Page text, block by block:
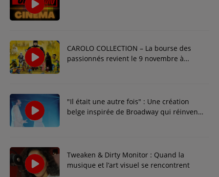
PODCASTS
CONCOURS
Contact
Contact
Régie Publicitaire
CAROLO COLLECTION – La bourse des
passionnés revient le 9 novembre à
"Il était une autre fois" : Une création
belge inspirée de Broadway qui réinvente
Tweaken & Dirty Monitor : Quand la
musique et l’art visuel se rencontrent